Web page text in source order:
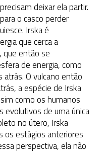
deixar ela partir.
o casco perder
Irska é
que cerca a
que então se
de energia, como
atrás. O vulcano então
a espécie de Irska
como os humanos
de uma única
no útero, Irska
os estágios anteriores
perspectiva, ela não